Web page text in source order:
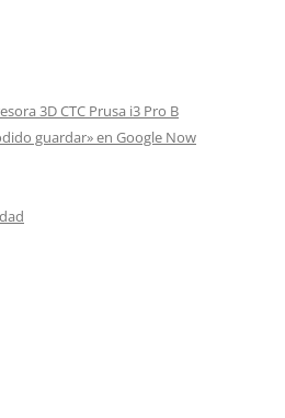
3D CTC Prusa i3 Pro B
guardar» en Google Now